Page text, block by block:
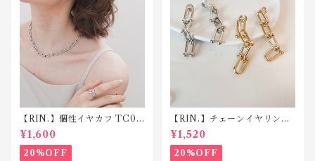
【RIN.】個性イヤカフ TC00
5(片耳用)
¥1,600
20%OFF
【RIN.】チェーンイヤリン
グ TE009
¥1,520
20%OFF